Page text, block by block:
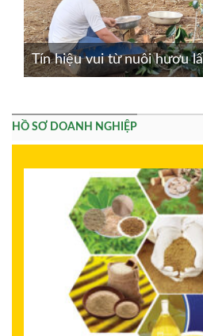
Tín hiệu vui từ nuôi hươu
HỒ SƠ DOANH NGHIỆP